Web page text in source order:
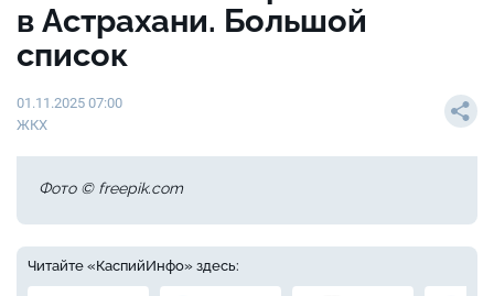
в Астрахани. Большой
список
01.11.2025 07:00
ЖКХ
Фото © freepik.com
Читайте «КаспийИнфо» здесь: